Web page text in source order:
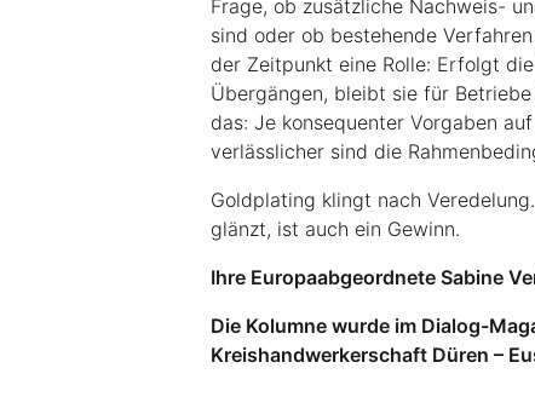
Frage, ob zusätzliche Nachweis-
sind oder ob bestehende
der Zeitpunkt eine Rolle: Erfolgt
Übergängen, bleibt sie für
das: Je konsequenter Vorgaben
verlässlicher sind die
Goldplating klingt nach
glänzt, ist auch ein Gewinn.
Ihre Europaabgeordnete Sabine
Die Kolumne wurde im Dialog-
Kreishandwerkerschaft Düren –